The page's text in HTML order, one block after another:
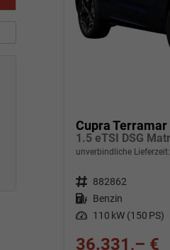
Cupra Terramar
unverbindliche Lieferzeit:
Fahrzeugnr. 882862
Kraftstoff Benzin
Leistung 110 kW (150 PS)
36.331,– €